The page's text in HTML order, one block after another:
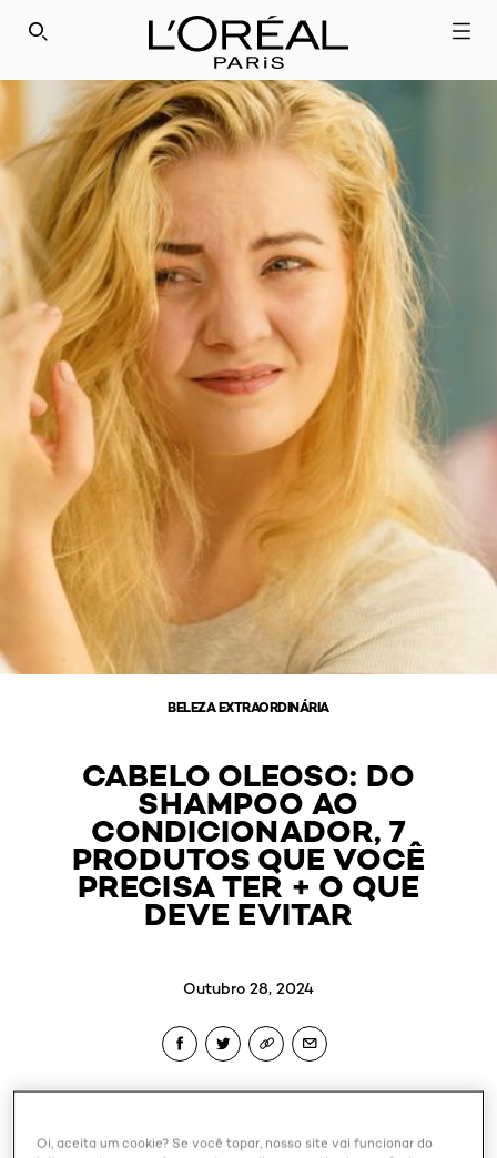
SEARCH THIS SITE
BELEZA EXTRAORDINÁRIA
CABELO OLEOSO: DO
SHAMPOO AO
CONDICIONADOR, 7
PRODUTOS QUE VOCÊ
PRECISA TER + O QUE
DEVE EVITAR
Outubro 28, 2024
mulheres, não é? O aspecto brilhoso e "grudadinho" no
Oi, aceita um cookie? Se você topar, nosso site vai funcionar do